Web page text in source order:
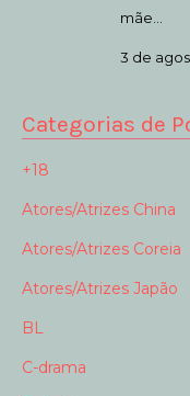
mãe…
3 de
Categorias de
+18
Atores/Atrizes China
Atores/Atrizes Coreia
Atores/Atrizes Japão
BL
C-drama